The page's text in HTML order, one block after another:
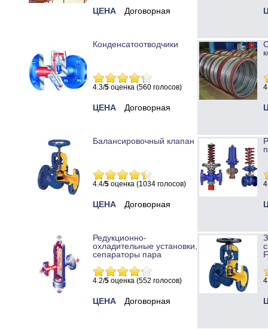
ЦЕНА Договорная
Конденсатоотводчики
4.3/5 оценка (560 голосов)
ЦЕНА Договорная
Балансировочный клапан
4.4/5 оценка (1034 голосов)
ЦЕНА Договорная
Редукционно-
охладительные установки,
сепараторы пара
4.2/5 оценка (552 голосов)
ЦЕНА Договорная